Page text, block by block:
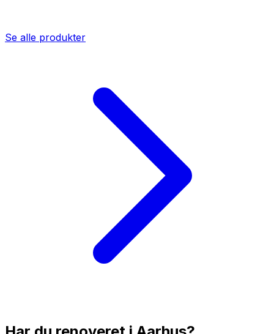
Se alle produkter